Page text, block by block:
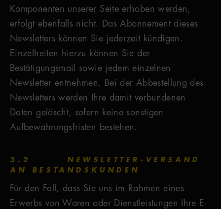
Komponenten unserer Seite erhoben werden,
erfolgt ebenfalls nicht. Das Abonnement dieses
Newsletters können Sie jederzeit kündigen.
Einzelheiten hierzu können Sie der
Bestätigungsmail sowie jedem einzelnen
Newsletter entnehmen. Bei der Abbestellung des
Newsletters werden Ihre damit verbundenen
Daten gelöscht, sofern keine sonstigen
Aufbewahrungsfristen bestehen.
5.2 NEWSLETTER-VERSAND
AN BESTANDSKUNDEN
Für den Fall, dass Sie uns im Rahmen eines
Erwerbs von Waren oder Dienstleistungen Ihre E-